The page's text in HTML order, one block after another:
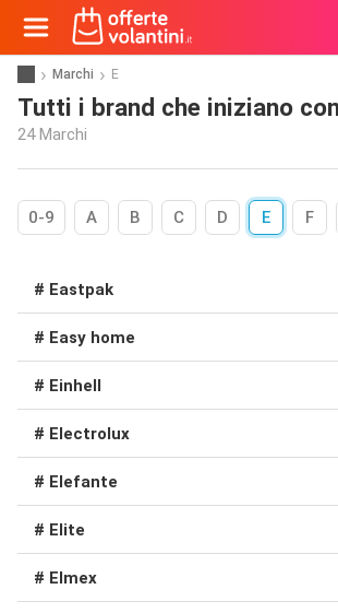
Marchi E
Tutti i brand che iniziano
24 Marchi
0-9 A B C D E F
# Eastpak
# Easy home
# Einhell
# Electrolux
# Elefante
# Elite
# Elmex